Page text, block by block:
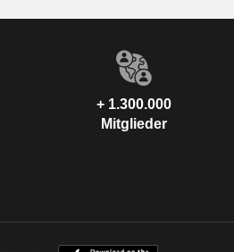
+ 1.300.000
Mitglieder